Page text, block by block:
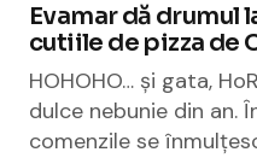
Evamar dă drumul
cutiile de pizza de
HOHOHO… și gata,
dulce nebunie din an.
comenzile se